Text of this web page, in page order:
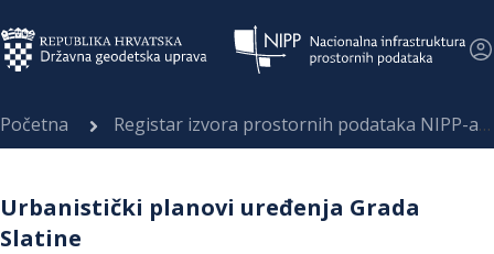
Početna Registar izvora prostornih podataka NIPP-a
Urbanistički planovi uređenja Grada
Slatine